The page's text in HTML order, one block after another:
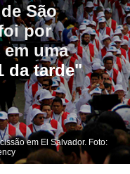
São
por
uma
da tarde"
em El Salvador. Foto: